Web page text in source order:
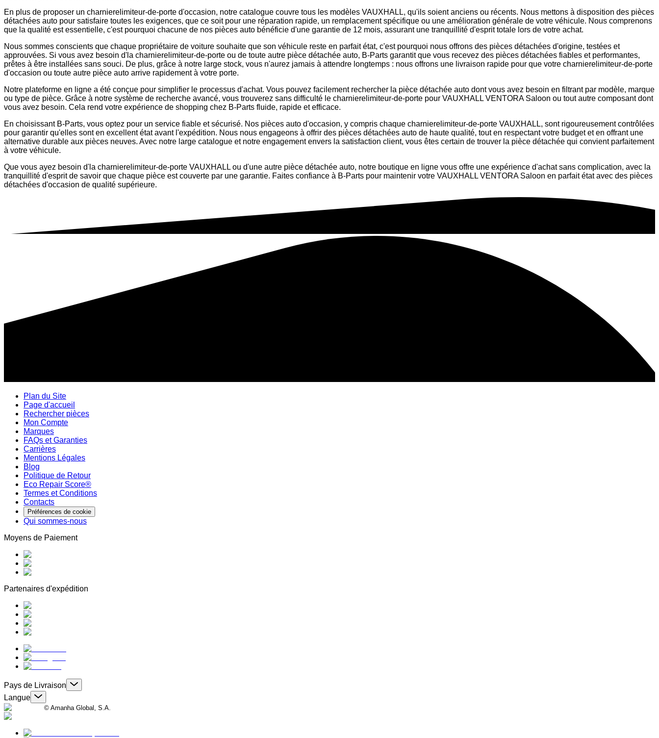
En plus de proposer un charnierelimiteur-de-porte d'occasion, notre catalogue couvre tous les modèles VAUXHALL, qu'ils soient anciens ou récents. Nous mettons à disposition des pièces
détachées auto pour satisfaire toutes les exigences, que ce soit pour une réparation rapide, un remplacement spécifique ou une amélioration générale de votre véhicule. Nous comprenons
que la qualité est essentielle, c'est pourquoi chacune de nos pièces auto bénéficie d'une garantie de 12 mois, assurant une tranquillité d'esprit totale lors de votre achat.
Nous sommes conscients que chaque propriétaire de voiture souhaite que son véhicule reste en parfait état, c'est pourquoi nous offrons des pièces détachées d'origine, testées et
approuvées. Si vous avez besoin d'la charnierelimiteur-de-porte ou de toute autre pièce détachée auto, B-Parts garantit que vous recevez des pièces détachées fiables et performantes,
prêtes à être installées sans souci. De plus, grâce à notre large stock, vous n'aurez jamais à attendre longtemps : nous offrons une livraison rapide pour que votre charnierelimiteur-de-porte
d'occasion ou toute autre pièce auto arrive rapidement à votre porte.
Notre plateforme en ligne a été conçue pour simplifier le processus d'achat. Vous pouvez facilement rechercher la pièce détachée auto dont vous avez besoin en filtrant par modèle, marque
ou type de pièce. Grâce à notre système de recherche avancé, vous trouverez sans difficulté le charnierelimiteur-de-porte pour VAUXHALL VENTORA Saloon ou tout autre composant dont
vous avez besoin. Cela rend votre expérience de shopping chez B-Parts fluide, rapide et efficace.
En choisissant B-Parts, vous optez pour un service fiable et sécurisé. Nos pièces auto d'occasion, y compris chaque charnierelimiteur-de-porte VAUXHALL, sont rigoureusement contrôlées
pour garantir qu'elles sont en excellent état avant l'expédition. Nous nous engageons à offrir des pièces détachées auto de haute qualité, tout en respectant votre budget et en offrant une
alternative durable aux pièces neuves. Avec notre large catalogue et notre engagement envers la satisfaction client, vous êtes certain de trouver la pièce détachée qui convient parfaitement
à votre véhicule.
Que vous ayez besoin d'la charnierelimiteur-de-porte VAUXHALL ou d'une autre pièce détachée auto, notre boutique en ligne vous offre une expérience d'achat sans complication, avec la
tranquillité d'esprit de savoir que chaque pièce est couverte par une garantie. Faites confiance à B-Parts pour maintenir votre VAUXHALL VENTORA Saloon en parfait état avec des pièces
détachées d'occasion de qualité supérieure.
Plan du Site
Page d'accueil
Rechercher pièces
Mon Compte
Marques
FAQs et Garanties
Carrières
Mentions Légales
Blog
Politique de Retour
Eco Repair Score®
Termes et Conditions
Contacts
Préférences de cookie
Qui sommes-nous
Moyens de Paiement
Partenaires d'expédition
Pays de Livraison
Langue
© Amanha Global, S.A.